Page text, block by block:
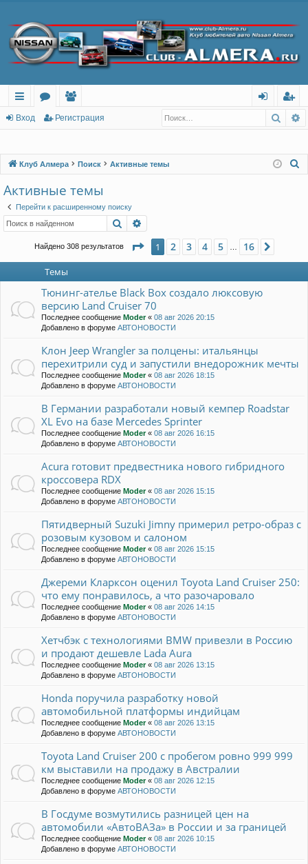
с
лк
о
м
ол
ов
ел
и
ег
тр
Вход Регистрация
Клуб Алмера Поиск Активные темы
Активные темы
Перейти к расширенному поиску
Поиск
Найдено 308 результатов Страница из 16
1 2 3 4 5 16
Темы
Тюнинг-ателье Black Box создало люксовую
версию Land Cruiser 70
Последнее сообщение Moder« 08 авг 2026 20:15
Добавлено в форуме АВТОНОВОСТИ
Клон Jeep Wrangler за полцены: итальянцы
перехитрили суд и запустили внедорожник мечты
Последнее сообщение Moder« 08 авг 2026 18:15
Добавлено в форуме АВТОНОВОСТИ
В Германии разработали новый кемпер Roadstar
XL Evo на базе Mercedes Sprinter
Последнее сообщение Moder« 08 авг 2026 16:15
Добавлено в форуме АВТОНОВОСТИ
Acura готовит предвестника нового гибридного
кроссовера RDX
Последнее сообщение Moder« 08 авг 2026 15:15
Добавлено в форуме АВТОНОВОСТИ
Пятидверный Suzuki Jimny примерил ретро-образ с
розовым кузовом и салоном
Последнее сообщение Moder« 08 авг 2026 15:15
Добавлено в форуме АВТОНОВОСТИ
Джереми Кларксон оценил Toyota Land Cruiser 250:
что ему понравилось, а что разочаровало
Последнее сообщение Moder« 08 авг 2026 14:15
Добавлено в форуме АВТОНОВОСТИ
Хетчбэк с технологиями BMW привезли в Россию
и продают дешевле Lada Aura
Последнее сообщение Moder« 08 авг 2026 13:15
Добавлено в форуме АВТОНОВОСТИ
Honda поручила разработку новой
автомобильной платформы индийцам
Последнее сообщение Moder« 08 авг 2026 13:15
Добавлено в форуме АВТОНОВОСТИ
Toyota Land Cruiser 200 с пробегом ровно 999 999
км выставили на продажу в Австралии
Последнее сообщение Moder« 08 авг 2026 12:15
Добавлено в форуме АВТОНОВОСТИ
В Госдуме возмутились разницей цен на
автомобили «АвтоВАЗа» в России и за границей
Последнее сообщение Moder« 08 авг 2026 10:15
Добавлено в форуме АВТОНОВОСТИ